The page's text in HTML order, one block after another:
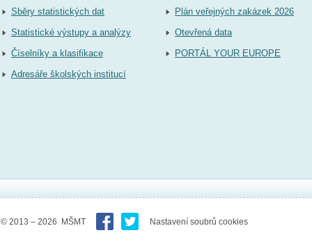
Sběry statistických dat
Statistické výstupy a analýzy
Číselníky a klasifikace
Adresáře školských institucí
Plán veřejných zakázek 2026
Otevřená data
PORTÁL YOUR EUROPE
© 2013 – 2026 MŠMT Nastavení soubrů cookies